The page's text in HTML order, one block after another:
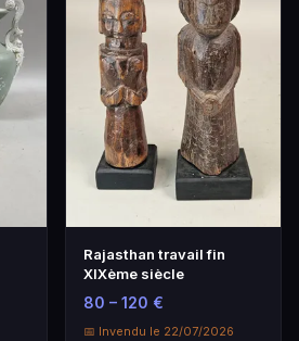
Rajasthan travail fin
XIXème siècle
80 – 120 €
📅 Invendu le 22/07/2026